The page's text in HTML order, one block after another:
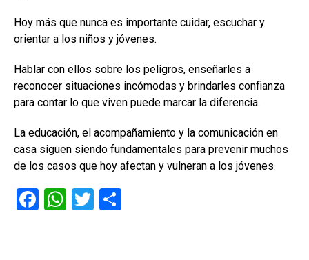
Hoy más que nunca es importante cuidar, escuchar y
orientar a los niños y jóvenes.
Hablar con ellos sobre los peligros, enseñarles a
reconocer situaciones incómodas y brindarles confianza
para contar lo que viven puede marcar la diferencia.
La educación, el acompañamiento y la comunicación en
casa siguen siendo fundamentales para prevenir muchos
de los casos que hoy afectan y vulneran a los jóvenes.
F
W T